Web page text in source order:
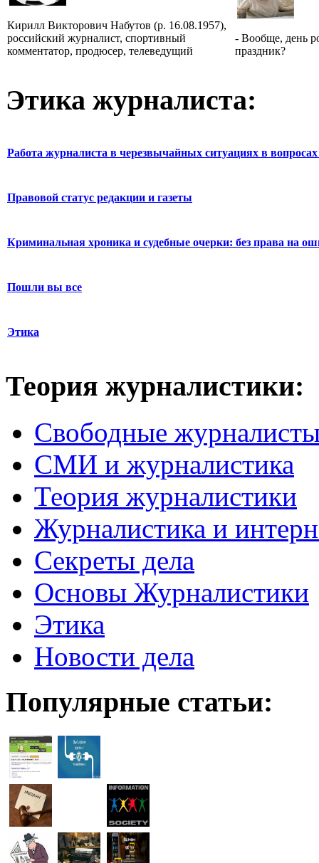
Кирилл Викторович Набутов (р. 16.08.1957),
российский журналист, спортивный
комментатор, продюсер, телеведущий
- Вообще, день
праздник?
Этика журналиста:
Работа журналиста в черезвычайных ситуациях в вопросах
Правовой статус редакции и газеты
Криминальная хроника и судебные очерки: без права на
Пошли вы все
Этика
Теория журналистики:
Свободные
СМИ и журналистика
Теория журналистики
Журналистика и
Секреты дела
Основы Журналистики
Этика
Новости дела
Популярные статьи: